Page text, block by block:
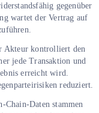
gegenüber
wartet der Vertrag auf
Akteur kontrolliert den
jede Transaktion und
erreicht wird.
reduziert.
Chain-Daten stammen